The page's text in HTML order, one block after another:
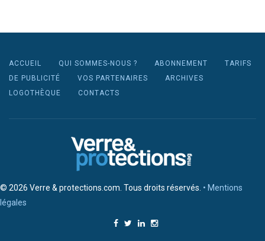
ACCUEIL QUI SOMMES-NOUS ? ABONNEMENT
TARIFS
DE PUBLICITÉ
VOS PARTENAIRES
ARCHIVES
LOGOTHÈQUE
CONTACTS
© 2026 Verre & protections.com. Tous droits réservés. • Mentions
légales